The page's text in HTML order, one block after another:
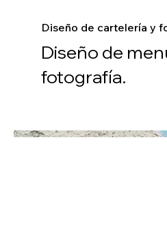
Diseño de cartelería y
Diseño de
fotografía.